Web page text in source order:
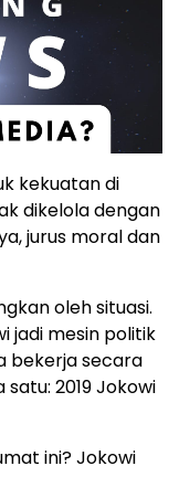
kekuatan di
dikelola dengan
jurus moral dan
oleh situasi.
jadi mesin politik
bekerja secara
2019 Jokowi
ini? Jokowi